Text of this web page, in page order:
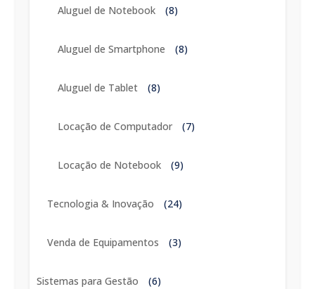
Aluguel de Notebook (8)
Aluguel de Smartphone (8)
Aluguel de Tablet (8)
Locação de Computador (7)
Locação de Notebook (9)
Tecnologia & Inovação (24)
Venda de Equipamentos (3)
Sistemas para Gestão (6)